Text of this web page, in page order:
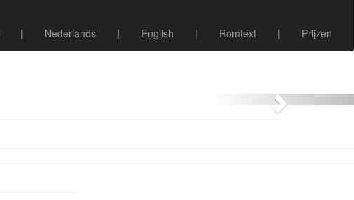
| Nederlands | English | Romtext | Prijzen
Next